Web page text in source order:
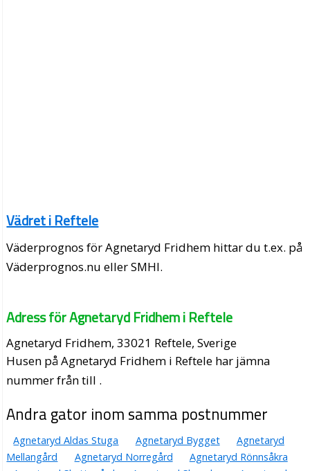
Vädret i Reftele
Väderprognos för Agnetaryd Fridhem hittar du t.ex. på
Väderprognos.nu eller SMHI.
Adress för Agnetaryd Fridhem i Reftele
Agnetaryd Fridhem, 33021 Reftele, Sverige
Husen på Agnetaryd Fridhem i Reftele har jämna
nummer från till .
Andra gator inom samma postnummer
Agnetaryd Aldas Stuga Agnetaryd Bygget
Agnetaryd
Mellangård
Agnetaryd Norregård
Agnetaryd Rönnsåkra